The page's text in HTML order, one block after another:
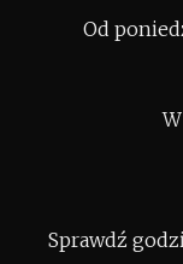
Od
Sprawdź